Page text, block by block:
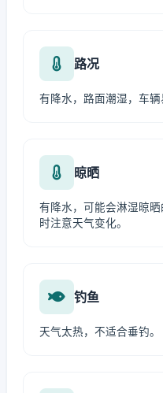
路况
有降水，路面潮湿，车辆
晾晒
有降水，可能会淋湿晾
时注意天气变化。
钓鱼
天气太热，不适合垂钓。